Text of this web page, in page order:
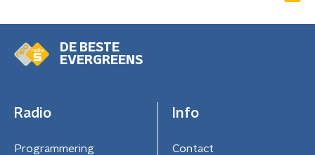
DE BESTE
EVERGREENS
Radio
Programmering
Info
Contact